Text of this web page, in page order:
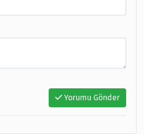
Yorumu Gönder